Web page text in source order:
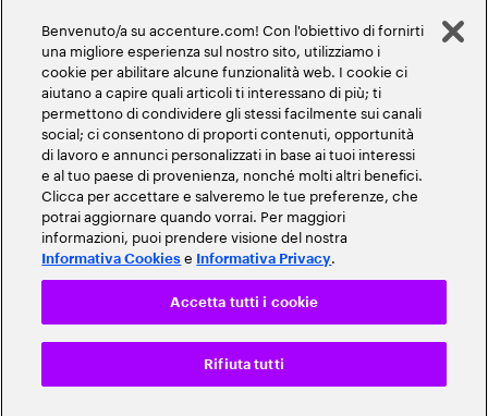
Benvenuto/a su accenture.com! Con l'obiettivo di fornirti
una migliore esperienza sul nostro sito, utilizziamo i
cookie per abilitare alcune funzionalità web. I cookie ci
aiutano a capire quali articoli ti interessano di più; ti
permettono di condividere gli stessi facilmente sui canali
social; ci consentono di proporti contenuti, opportunità
di lavoro e annunci personalizzati in base ai tuoi interessi
e al tuo paese di provenienza, nonché molti altri benefici.
Clicca per accettare e salveremo le tue preferenze, che
potrai aggiornare quando vorrai. Per maggiori
informazioni, puoi prendere visione del nostra
Informativa Cookies e Informativa Privacy.
Rifiuta tutti
Accetta tutti i cookie